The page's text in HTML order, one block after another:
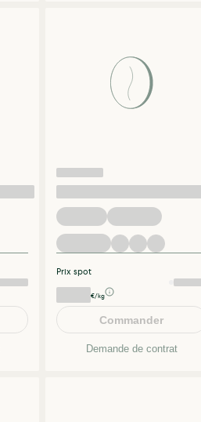
Prix spot
€/kg
Commander
Demande de contrat